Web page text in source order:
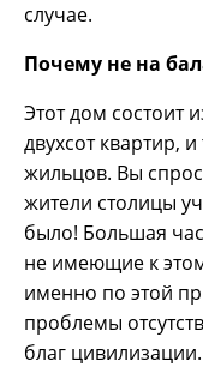
случае.
Почему не на
Этот дом состоит
двухсот квартир,
жильцов. Вы
жители столицы
было! Большая
не имеющие к
именно по этой
проблемы
благ